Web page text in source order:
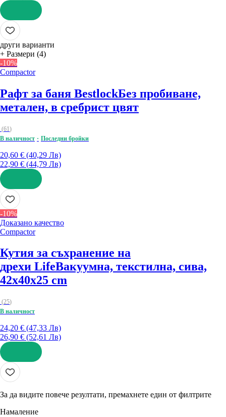
ДОБАВИ
други варианти
+ Размери (4)
-10%
Compactor
Рафт за баня BestlockБез пробиване,
метален, в сребрист цвят
(61)
В наличност
Последни бройки
20,60 € (40,29 Лв)
22,90 € (44,79 Лв)
ДОБАВИ
-10%
Доказано качество
Compactor
Кутия за съхранение на
дрехи LifeВакуумна, текстилна, сива,
42x40x25 cm
(25)
В наличност
24,20 € (47,33 Лв)
26,90 € (52,61 Лв)
ДОБАВИ
За да видите повече резултати, премахнете един от филтрите
Намаление